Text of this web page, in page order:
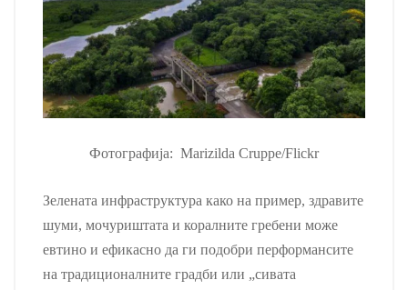
Фотографија: Marizilda Cruppe/Flickr
Зелената инфраструктура како на пример, здравите
шуми, мочуриштата и коралните гребени може
евтино и ефикасно да ги подобри перформансите
на традиционалните градби или „сивата